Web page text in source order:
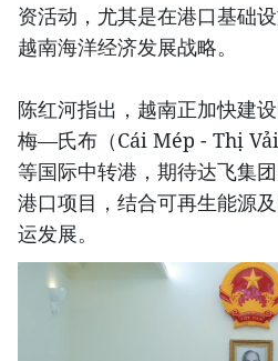
资活动，尤其是在港口基础
越南海洋经济发展战略。
陈红河指出，越南正加快建
梅—氏布（Cái Mép - Thị
等国际中转港，期待达飞集
港口项目，结合可再生能源
运发展。